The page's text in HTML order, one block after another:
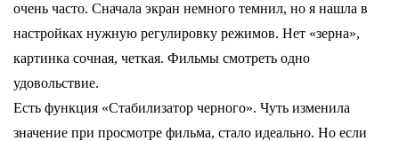
очень часто. Сначала экран немного темнил, но я нашла в
настройках нужную регулировку режимов. Нет «зерна»,
картинка сочная, четкая. Фильмы смотреть одно
удовольствие.
Есть функция «Стабилизатор черного». Чуть изменила
значение при просмотре фильма, стало идеально. Но если